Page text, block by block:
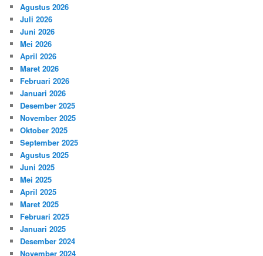
Agustus 2026
Juli 2026
Juni 2026
Mei 2026
April 2026
Maret 2026
Februari 2026
Januari 2026
Desember 2025
November 2025
Oktober 2025
September 2025
Agustus 2025
Juni 2025
Mei 2025
April 2025
Maret 2025
Februari 2025
Januari 2025
Desember 2024
November 2024